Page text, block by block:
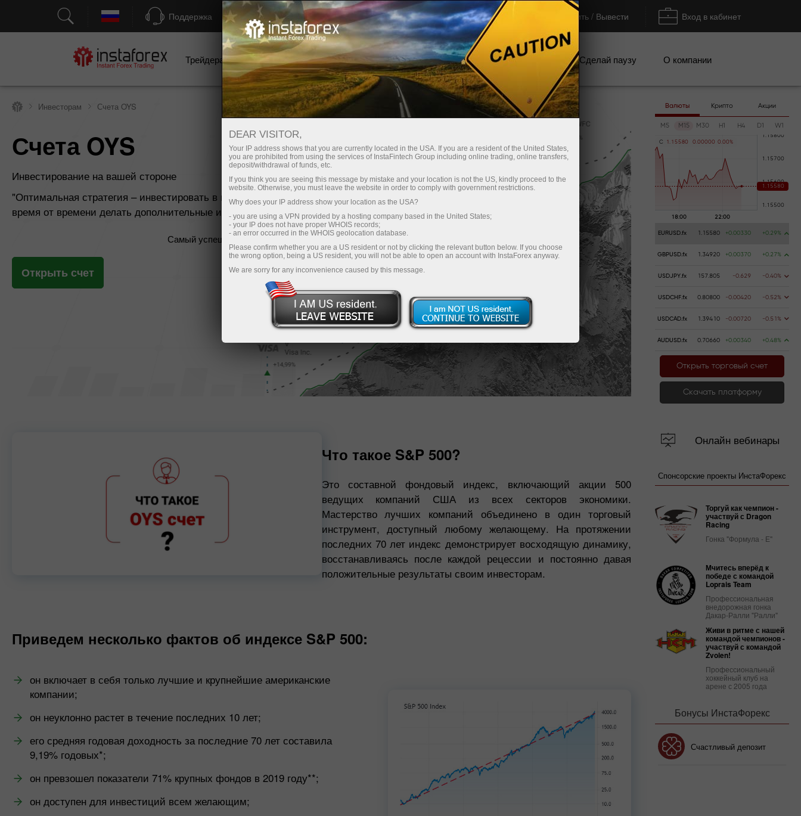
Поддержка Открыть торговый счёт Торговые платформы Пополнить / Вывести Вход в кабинет
Трейдерам Начинающим Инвесторам Партнерам Промоакции Сделай паузу О компании
Инвесторам Счета OYS
Счета OYS
Инвестирование на вашей стороне
"Оптимальная стратегия – инвестировать в индекс S&P 500 и
время от времени делать дополнительные инвестиции"
Уоррен Баффет
Самый успешный инвестор всех времен
Открыть счет
Что такое S&P 500?
Это составной фондовый индекс, включающий акции 500
ведущих компаний США из всех секторов экономики.
Мастерство лучших компаний объединено в один торговый
инструмент, доступный любому желающему. На протяжении
последних 70 лет индекс демонстрирует восходящую динамику,
восстанавливаясь после каждой рецессии и постоянно давая
положительные результаты своим инвесторам.
Приведем несколько фактов об индексе S&P 500:
он включает в себя только лучшие и крупнейшие американские
компании;
он неуклонно растет в течение последних 10 лет;
его средняя годовая доходность за последние 70 лет составила
9,19% годовых*;
он превзошел показатели 71% крупных фондов в 2019 году**;
он доступен для инвестиций всем желающим;
Валюты Крипто Акции
M5 M15 M30 H1 H4 D1 W1
C 1 . 1 5580 0 .00000 0 .00%
EURUSD.fx 1.15580 +0.00330 +0.29%
GBPUSD.fx 1.34920 +0.00370 +0.27%
USDJPY.fx 157.805 -0.629 -0.40%
USDCHF.fx 0.80800 -0.00420 -0.52%
USDCAD.fx 1.39410 -0.00720 -0.51%
AUDUSD.fx 0.70660 +0.00340 +0.48%
Открыть торговый счет
Скачать платформу
Онлайн вебинары
Спонсорские проекты ИнстаФорекс
Торгуй как чемпион -
участвуй с Dragon
Racing
Гонка "Формула - Е"
Мчитесь вперёд к
победе с командой
Loprais Team
Профессиональная
внедорожная гонка
Дакар-Ралли "Ралли"
Живи в ритме с нашей
командой чемпионов -
участвуй с командой
Zvolen!
Профессиональный
хоккейный клуб на
арене с 2005 года
Бонусы ИнстаФорекс
Бонус 30%
Клубный бонус Клубный бонус
Счастливый депозит
DEAR VISITOR,
Your IP address shows that you are currently located in the USA. If you are a resident of the United States,
you are prohibited from using the services of InstaFintech Group including online trading, online transfers,
deposit/withdrawal of funds, etc.
If you think you are seeing this message by mistake and your location is not the US, kindly proceed to the
website. Otherwise, you must leave the website in order to comply with government restrictions.
Why does your IP address show your location as the USA?
- you are using a VPN provided by a hosting company based in the United States;
- your IP does not have proper WHOIS records;
- an error occurred in the WHOIS geolocation database.
Please confirm whether you are a US resident or not by clicking the relevant button below. If you choose
the wrong option, being a US resident, you will not be able to open an account with InstaForex anyway.
We are sorry for any inconvenience caused by this message.